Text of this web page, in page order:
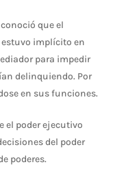
que el
implícito en
para impedir
delinquiendo. Por
en sus funciones.
el poder ejecutivo
del poder
poderes.